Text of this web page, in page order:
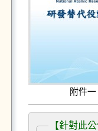
附件
【針對此